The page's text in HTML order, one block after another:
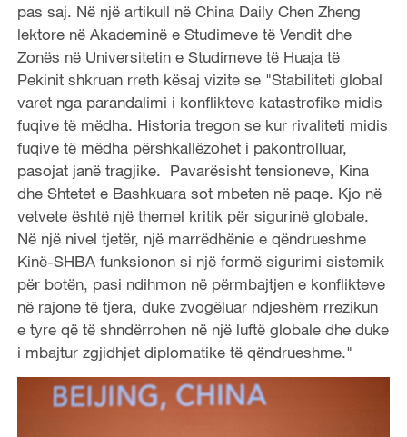
pas saj. Në një artikull në China Daily Chen Zheng
lektore në Akademinë e Studimeve të Vendit dhe
Zonës në Universitetin e Studimeve të Huaja të
Pekinit shkruan rreth kësaj vizite se "Stabiliteti global
varet nga parandalimi i konflikteve katastrofike midis
fuqive të mëdha. Historia tregon se kur rivaliteti midis
fuqive të mëdha përshkallëzohet i pakontrolluar,
pasojat janë tragjike. Pavarësisht tensioneve, Kina
dhe Shtetet e Bashkuara sot mbeten në paqe. Kjo në
vetvete është një themel kritik për sigurinë globale.
Në një nivel tjetër, një marrëdhënie e qëndrueshme
Kinë-SHBA funksionon si një formë sigurimi sistemik
për botën, pasi ndihmon në përmbajtjen e konflikteve
në rajone të tjera, duke zvogëluar ndjeshëm rrezikun
e tyre që të shndërrohen në një luftë globale dhe duke
i mbajtur zgjidhjet diplomatike të qëndrueshme."